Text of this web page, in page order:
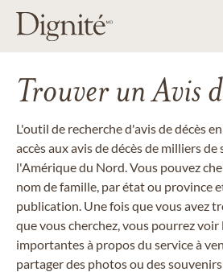
Trouver un Avis
L'outil de recherche d'avis de décès
accès aux avis de décès de milliers
l'Amérique du Nord. Vous pouvez
nom de famille, par état ou province
publication. Une fois que vous avez
que vous cherchez, vous pourrez
importantes à propos du service à
partager des photos ou des